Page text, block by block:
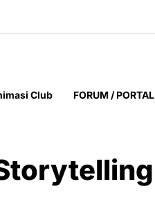
Club FORUM / PORTAL